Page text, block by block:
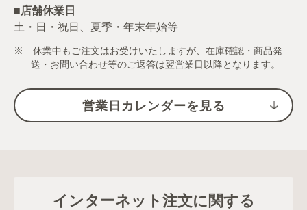
■店舗休業日
土・日・祝日、夏季・年末年始等
※ 休業中もご注文はお受けいたしますが、在庫確認・商品発
送・お問い合わせ等のご返答は翌営業日以降となります。
営業日カレンダーを見る
インターネット注文に関する